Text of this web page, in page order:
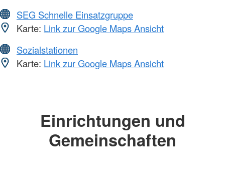
SEG Schnelle Einsatzgruppe
Karte: Link zur Google Maps Ansicht
Sozialstationen
Karte: Link zur Google Maps Ansicht
Einrichtungen und
Gemeinschaften